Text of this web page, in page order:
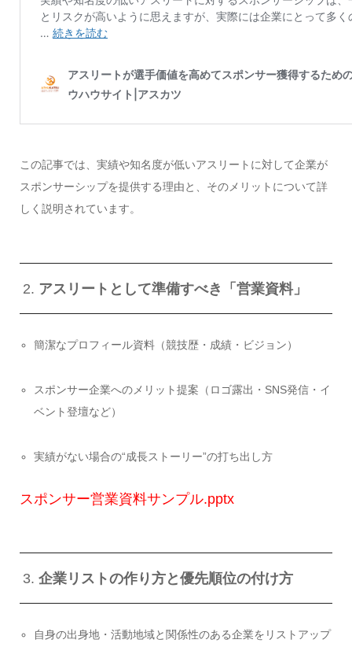
この記事では、実績や知名度が低いアスリートに対して企業が
スポンサーシップを提供する理由と、そのメリットについて詳
しく説明されています。
2. アスリートとして準備すべき「営業資料」
簡潔なプロフィール資料（競技歴・成績・ビジョン）
スポンサー企業へのメリット提案（ロゴ露出・SNS発信・イ
ベント登壇など）
実績がない場合の“成長ストーリー”の打ち出し方
スポンサー営業資料サンプル.pptx
3. 企業リストの作り方と優先順位の付け方
自身の出身地・活動地域と関係性のある企業をリストアップ